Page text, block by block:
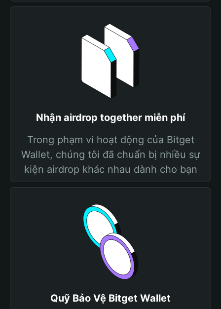
Nhận airdrop together miễn phí
Trong phạm vi hoạt động của Bitget
Wallet, chúng tôi đã chuẩn bị nhiều sự
kiện airdrop khác nhau dành cho bạn
Quỹ Bảo Vệ Bitget Wallet